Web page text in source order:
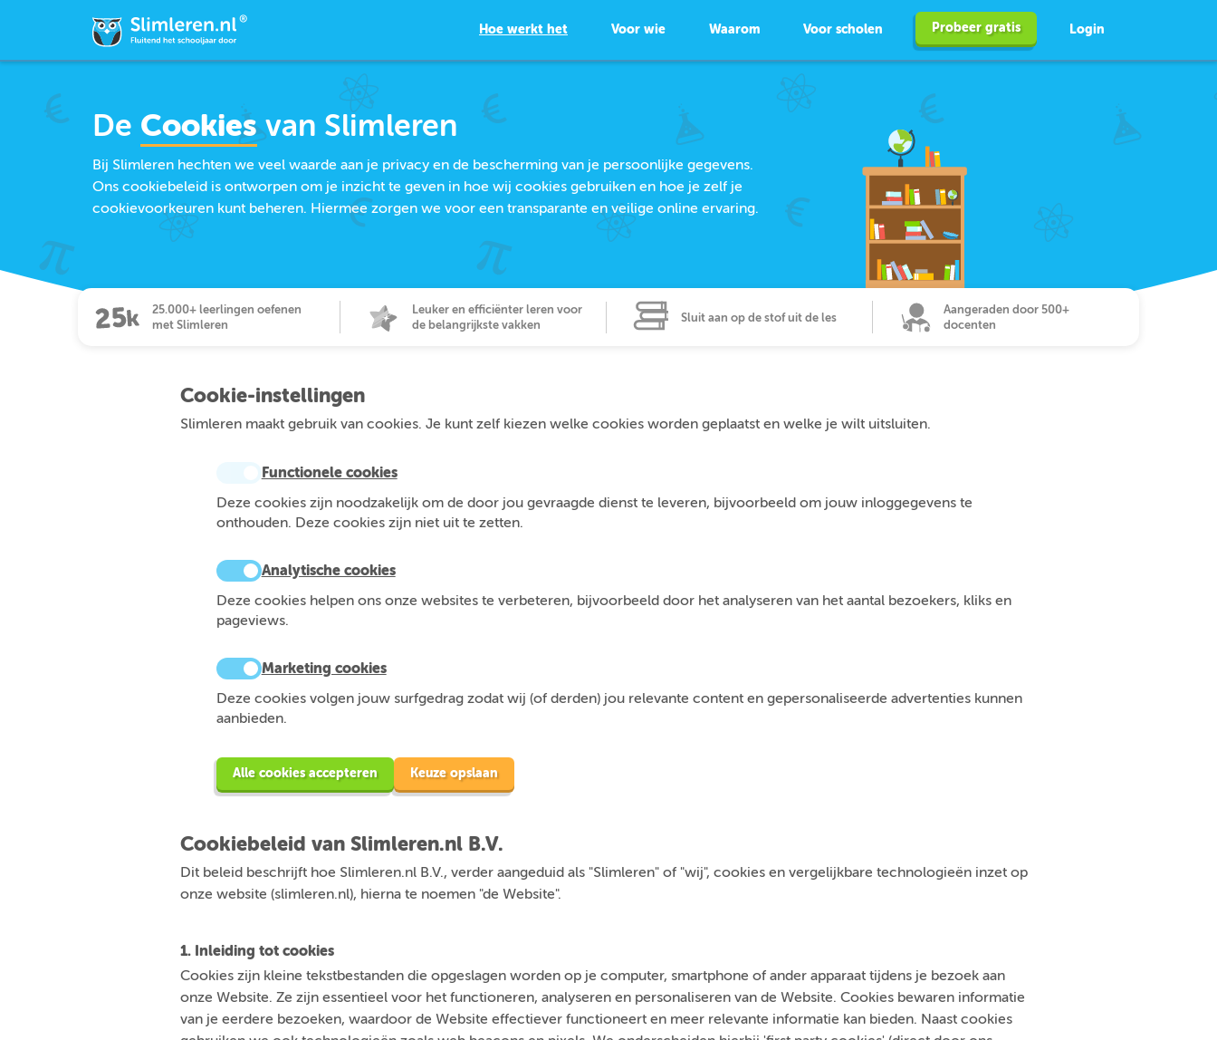
Hoe werkt het Voor wie Waarom Voor scholen Probeer gratis Login
De Cookiesvan Slimleren
Bij Slimleren hechten we veel waarde aan je privacy en de bescherming van je persoonlijke gegevens.
Ons cookiebeleid is ontworpen om je inzicht te geven in hoe wij cookies gebruiken en hoe je zelf je
cookievoorkeuren kunt beheren. Hiermee zorgen we voor een transparante en veilige online ervaring.
25.000+ leerlingen oefenen
met Slimleren
Leuker en efficiënter leren voor
de belangrijkste vakken
Sluit aan op de stof uit de les
Aangeraden door 500+
docenten
Cookie-instellingen
Slimleren maakt gebruik van cookies. Je kunt zelf kiezen welke cookies worden geplaatst en welke je wilt uitsluiten.
Functionele cookies
Deze cookies zijn noodzakelijk om de door jou gevraagde dienst te leveren, bijvoorbeeld om jouw inloggegevens te
onthouden. Deze cookies zijn niet uit te zetten.
Analytische cookies
Deze cookies helpen ons onze websites te verbeteren, bijvoorbeeld door het analyseren van het aantal bezoekers, kliks en
pageviews.
Marketing cookies
Deze cookies volgen jouw surfgedrag zodat wij (of derden) jou relevante content en gepersonaliseerde advertenties kunnen
aanbieden.
Alle cookies accepteren Keuze opslaan
Cookiebeleid van Slimleren.nl B.V.
Dit beleid beschrijft hoe Slimleren.nl B.V., verder aangeduid als "Slimleren" of "wij", cookies en vergelijkbare technologieën inzet op
onze website (slimleren.nl), hierna te noemen "de Website".
1. Inleiding tot cookies
Cookies zijn kleine tekstbestanden die opgeslagen worden op je computer, smartphone of ander apparaat tijdens je bezoek aan
onze Website. Ze zijn essentieel voor het functioneren, analyseren en personaliseren van de Website. Cookies bewaren informatie
van je eerdere bezoeken, waardoor de Website effectiever functioneert en meer relevante informatie kan bieden. Naast cookies